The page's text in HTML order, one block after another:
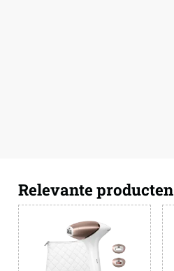
Relevante producten